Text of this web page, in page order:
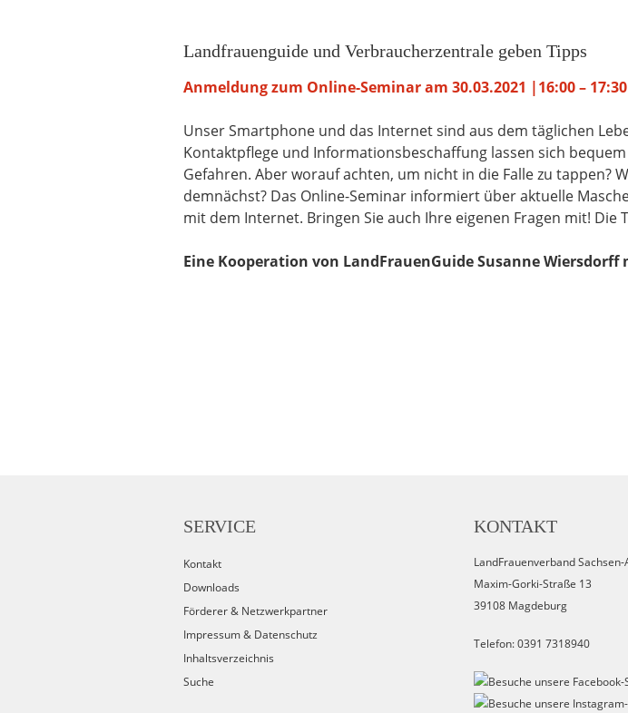
Landfrauenguide und Verbraucherzentrale geben Tipps
Anmeldung zum Online-Seminar am 30.03.2021 |16:00 –
Unser Smartphone und das Internet sind aus dem täglichen
Kontaktpflege und Informationsbeschaffung lassen sich
Gefahren. Aber worauf achten, um nicht in die Falle zu tappen?
demnächst? Das Online-Seminar informiert über aktuelle
mit dem Internet. Bringen Sie auch Ihre eigenen Fragen mit! Die
Eine Kooperation von LandFrauenGuide Susanne
SERVICE
Kontakt
Downloads
Förderer & Netzwerkpartner
Impressum & Datenschutz
Inhaltsverzeichnis
Suche
KONTAKT
LandFrauenverband Sachsen-
Maxim-Gorki-Straße 13
39108 Magdeburg
Telefon: 0391 7318940